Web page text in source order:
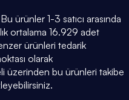
ürünler 1-3 satıcı arasında
ortalama 16.929 adet
ürünleri tedarik
olarak
üzerinden bu ürünleri takibe